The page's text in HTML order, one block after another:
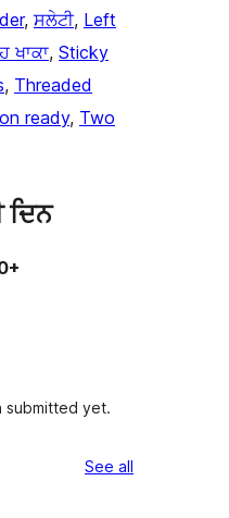
, ਸਲੇਟੀ, Left
ਖਾਕਾ, Sticky
, Threaded
ready, Two
ਦਿਨ
submitted yet.
See all